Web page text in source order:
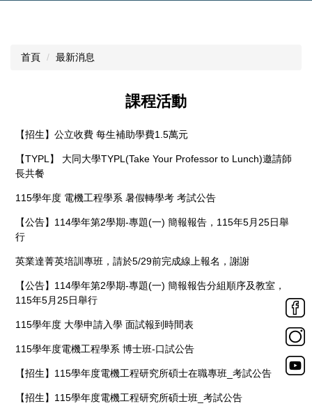
首頁 最新消息
課程活動
【招生】公立收費 每生補助學費1.5萬元
【TYPL】 大同大學TYPL(Take Your Professor to Lunch)邀請師
長共餐
115學年度 電機工程學系 暑假轉學考 考試公告
【公告】114學年第2學期-專題(一) 簡報報告，115年5月25日舉
行
英業達菁英培訓專班，請於5/29前完成線上報名，謝謝
【公告】114學年第2學期-專題(一) 簡報報告分組順序及教室，
115年5月25日舉行
115學年度 大學申請入學 面試報到時間表
115學年度電機工程學系 博士班-口試公告
【招生】115學年度電機工程研究所碩士在職專班_考試公告
【招生】115學年度電機工程研究所碩士班_考試公告